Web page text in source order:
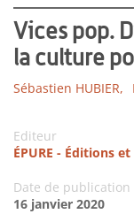
Vices pop.
la culture
Sébastien HUBIER,
Editeur
ÉPURE - Éditions
Date de publication
16 janvier 2020